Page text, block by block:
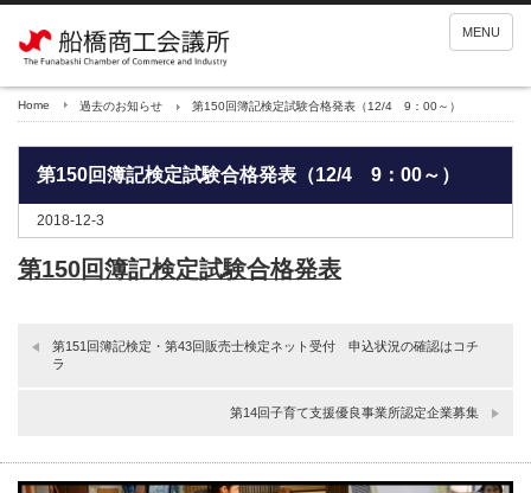
MENU
Home 過去のお知らせ 第150回簿記検定試験合格発表（12/4 9：00～）
第150回簿記検定試験合格発表（12/4 9：00～）
2018-12-3
第150回簿記検定試験合格発表
第151回簿記検定・第43回販売士検定ネット受付 申込状況の確認はコチ
ラ
第14回子育て支援優良事業所認定企業募集